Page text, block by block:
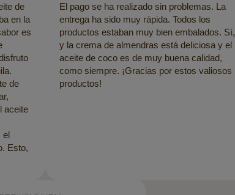
de
en la
es
de
aceite
el
Esto,
El pago se ha realizado sin problemas. La
entrega ha sido muy rápida. Todos los
productos estaban muy bien embalados. Sí,
y la crema de almendras está deliciosa y el
aceite de coco es de muy buena calidad,
como siempre. ¡Gracias por estos valiosos
productos!